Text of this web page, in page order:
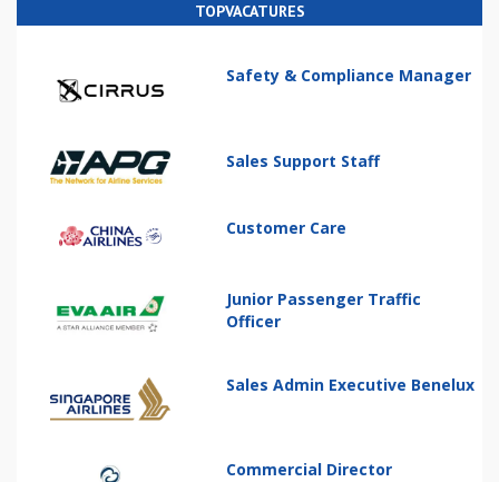
TOPVACATURES
Safety & Compliance Manager
Sales Support Staff
Customer Care
Junior Passenger Traffic
Officer
Sales Admin Executive Benelux
Commercial Director